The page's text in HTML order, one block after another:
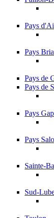
Pays
Pays
Pays de
Pays de
Pays
Pays
Sainte-
Sud-